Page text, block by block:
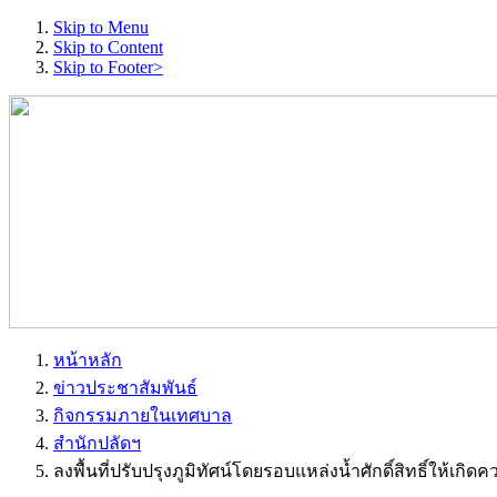
Skip to Menu
Skip to Content
Skip to Footer>
หน้าหลัก
ข่าวประชาสัมพันธ์
กิจกรรมภายในเทศบาล
สำนักปลัดฯ
ลงพื้นที่ปรับปรุงภูมิทัศน์โดยรอบแหล่งน้ำศักดิ์สิทธิ์ให้เกิดคว